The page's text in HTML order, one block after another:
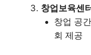
창업보육센
창업 공
회 제공